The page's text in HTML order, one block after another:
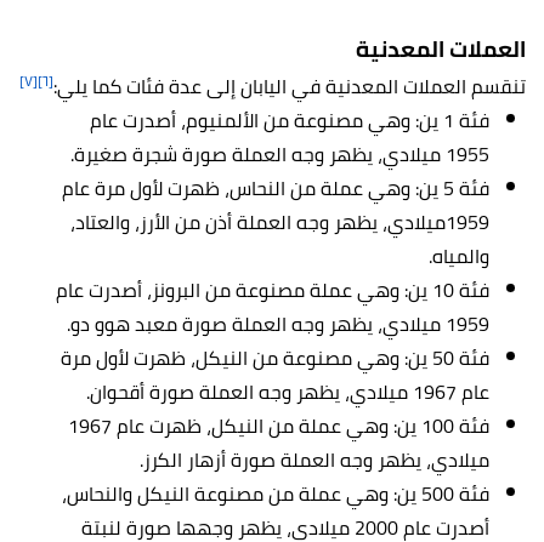
العملات المعدنية
تنقسم العملات المعدنية في اليابان إلى عدة فئات كما يلي:[٦] [٧]
فئة 1 ين: وهي مصنوعة من الألمنيوم، أصدرت عام
1955 ميلادي، يظهر وجه العملة صورة شجرة صغيرة.
فئة 5 ين: وهي عملة من النحاس، ظهرت لأول مرة عام
1959ميلادي، يظهر وجه العملة أذن من الأرز، والعتاد،
والمياه.
فئة 10 ين: وهي عملة مصنوعة من البرونز، أصدرت عام
1959 ميلادي، يظهر وجه العملة صورة معبد هوو دو.
فئة 50 ين: وهي مصنوعة من النيكل، ظهرت لأول مرة
عام 1967 ميلادي، يظهر وجه العملة صورة أقحوان.
فئة 100 ين: وهي عملة من النيكل، ظهرت عام 1967
ميلادي، يظهر وجه العملة صورة أزهار الكرز.
فئة 500 ين: وهي عملة من مصنوعة النيكل والنحاس،
أصدرت عام 2000 ميلادي، يظهر وجهها صورة لنبتة